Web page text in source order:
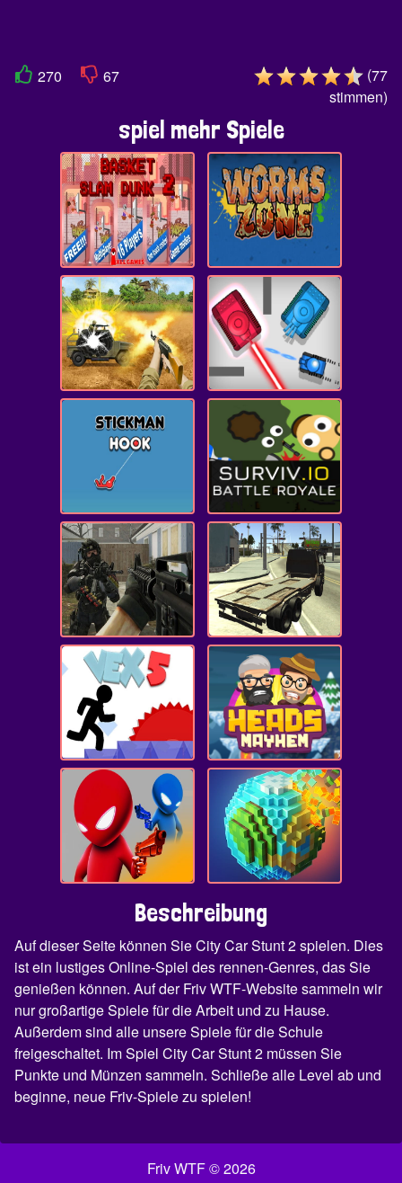
270 67 (77
stimmen)
spiel mehr Spiele
Beschreibung
Auf dieser Seite können Sie City Car Stunt 2 spielen. Dies
ist ein lustiges Online-Spiel des rennen-Genres, das Sie
genießen können. Auf der Friv WTF-Website sammeln wir
nur großartige Spiele für die Arbeit und zu Hause.
Außerdem sind alle unsere Spiele für die Schule
freigeschaltet. Im Spiel City Car Stunt 2 müssen Sie
Punkte und Münzen sammeln. Schließe alle Level ab und
beginne, neue Friv-Spiele zu spielen!
Friv WTF © 2026